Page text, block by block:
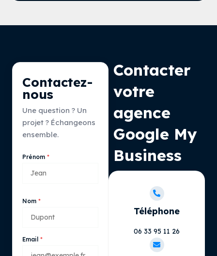
Contactez-
nous
Une question ? Un
projet ? Échangeons
ensemble.
Prénom
Nom
Email
Contacter
votre
agence
Google My
Business
Téléphone
06 33 95 11 26